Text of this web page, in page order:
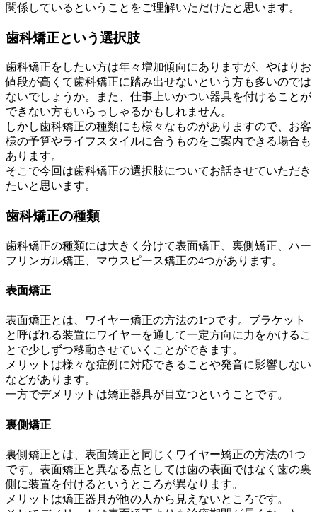
関係しているということをご理解いただけたと思います。
歯科矯正という選択肢
歯科矯正をしたい方は年々増加傾向にありますが、やはりお
値段が高くて歯科矯正に踏み出せないという方も多いのでは
ないでしょうか。また、仕事上いかつい器具を付けることが
できない方もいらっしゃるかもしれません。
しかし歯科矯正の種類にも様々なものがありますので、お客
様の予算やライフスタイルに合うものをご案内できる場合も
あります。
そこで今回は歯科矯正の選択肢についてお話させていただき
たいと思います。
歯科矯正の種類
歯科矯正の種類には大きく分けて表面矯正、裏側矯正、ハー
フリンガル矯正、マウスピース矯正の4つがあります。
表面矯正
表面矯正とは、ワイヤー矯正の方法の1つです。ブラケット
と呼ばれる装置にワイヤーを通して一定方向に力をかけるこ
とで少しずつ移動させていくことができます。
メリットは様々な症例に対応できることや発音に影響しない
などがあります。
一方でデメリットは矯正器具が目立つということです。
裏側矯正
裏側矯正とは、表面矯正と同じくワイヤー矯正の方法の1つ
です。表面矯正と異なる点としては歯の表面ではなく歯の裏
側に装置を付けるというところが異なります。
メリットは矯正器具が他の人から見えないところです。